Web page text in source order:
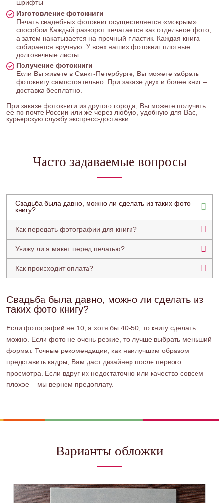
шрифты.
Изготовление фотокниги
Печать свадебных фотокниг осуществляется «мокрым»
способом.Каждый разворот печатается как отдельное фото,
а затем накатывается на прочный пластик. Каждая книга
собирается вручную. У всех наших фотокниг плотные
долговечные листы.
Получение фотокниги
Если Вы живете в Санкт-Петербурге, Вы можете забрать
фотокнигу самостоятельно. При заказе двух и более книг –
доставка бесплатно.
При заказе фотокниги из другого города, Вы можете получить
ее по почте России или же через любую, удобную для Вас,
курьерскую службу экспресс-доставки.
Часто задаваемые вопросы
Свадьба была давно, можно ли сделать из таких фото
книгу?
Как передать фотографии для книги?
Увижу ли я макет перед печатью?
Как происходит оплата?
Свадьба была давно, можно ли сделать из
таких фото книгу?
Если фотографий не 10, а хотя бы 40-50, то книгу сделать
можно. Если фото не очень резкие, то лучше выбрать меньший
формат. Точные рекомендации, как наилучшим образом
представить кадры, Вам даст дизайнер после первого
просмотра. Если вдруг их недостаточно или качество совсем
плохое – мы вернем предоплату.
Варианты обложки